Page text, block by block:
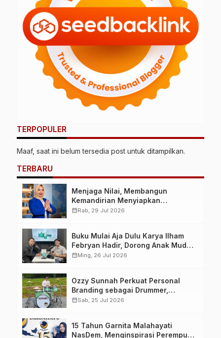
TERPOPULER
Maaf, saat ini belum tersedia post untuk ditampilkan.
TERBARU
Menjaga Nilai, Membangun
Kemandirian Menyiapkan
Kepemimpinan Ekonomi Perempuan
Jamaah
calendar_monthRab, 29 Jul 2026
Buku Mulai Aja Dulu Karya Ilham
Febryan Hadir, Dorong Anak Muda
Berhenti Menunda dan Mulai
calendar_monthMing, 26 Jul 2026
Ozzy Sunnah Perkuat Personal
Branding sebagai Drummer,
Produser, dan Sutradara Melalui
calendar_monthSab, 25 Jul 2026
15 Tahun Garnita Malahayati
NasDem, Menginspirasi Perempuan